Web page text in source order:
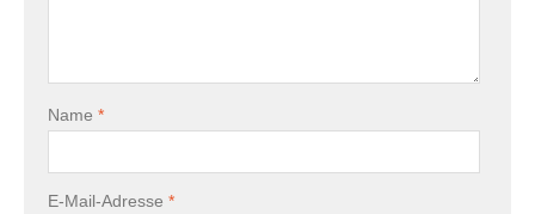
Name *
E-Mail-Adresse *